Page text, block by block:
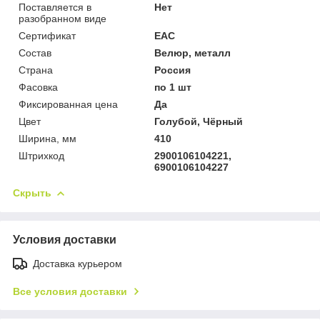
Поставляется в
разобранном виде
Нет
Сертификат
ЕАС
Состав
Велюр, металл
Страна
Россия
Фасовка
по 1 шт
Фиксированная цена
Да
Цвет
Голубой, Чёрный
Ширина, мм
410
Штрихкод
2900106104221,
6900106104227
Скрыть
Условия доставки
Доставка курьером
Все условия доставки